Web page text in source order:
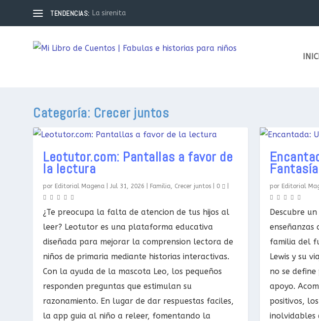
TENDENCIAS: La sirenita
Categoría: Crecer juntos
Leotutor.com: Pantallas a favor de
la lectura
por Editorial Magena |Jul 31, 2026 Familia, Crecer juntos 0
¿Te preocupa la falta de atencion de tus hijos al
leer? Leotutor es una plataforma educativa
diseñada para mejorar la comprension lectora de
niños de primaria mediante historias interactivas.
Con la ayuda de la mascota Leo, los pequeños
responden preguntas que estimulan su
razonamiento. En lugar de dar respuestas faciles,
la app guia al niño a releer, fomentando la
por Editorial
Descubre
enseñanzas
familia del
Lewis y su
no se
apoyo.
positivos,
inolvidables